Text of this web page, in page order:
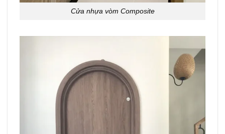
Cửa nhựa vòm Composite